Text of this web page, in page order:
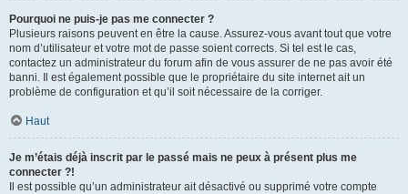
Pourquoi ne puis-je pas me connecter ?
Plusieurs raisons peuvent en être la cause. Assurez-vous avant tout que votre
nom d’utilisateur et votre mot de passe soient corrects. Si tel est le cas,
contactez un administrateur du forum afin de vous assurer de ne pas avoir été
banni. Il est également possible que le propriétaire du site internet ait un
problème de configuration et qu’il soit nécessaire de la corriger.
Haut
Je m’étais déjà inscrit par le passé mais ne peux à présent plus me
connecter ?!
Il est possible qu’un administrateur ait désactivé ou supprimé votre compte